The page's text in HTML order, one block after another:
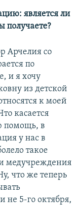
является ли
получаете?
Арчелия со
по
и я хочу
из детской
к моей
касается
помощь, в
у нас в
такое
медучреждения
что же теперь
не 5-го октября,